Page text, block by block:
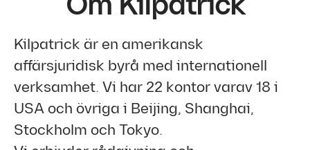
Kilpatrick är en amerikansk
affärsjuridisk byrå med internationell
verksamhet. Vi har 22 kontor varav 18 i
USA och övriga i Beijing, Shanghai,
Stockholm och Tokyo.